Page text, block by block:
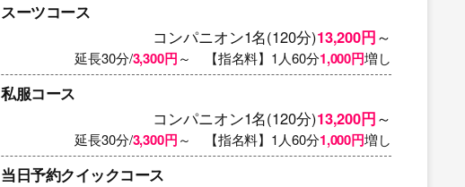
スーツコース
コンパニオン1名(120分)13,200円～
延長30分/3,300円～ 【指名料】1人60分1,000円増し
私服コース
コンパニオン1名(120分)13,200円～
延長30分/3,300円～ 【指名料】1人60分1,000円増し
当日予約クイックコース